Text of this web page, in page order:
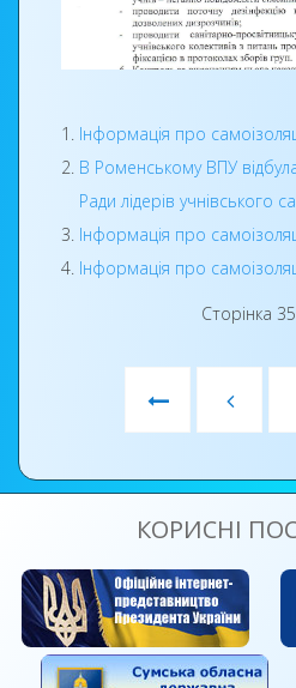
Комісія відмітила
Дар’ї, Третяк Ганни,
Інформація про
В Роменському ВПУ
Ради лідерів учнівського
Інформація про
Інформація про
Сторінка
КОРИСНІ